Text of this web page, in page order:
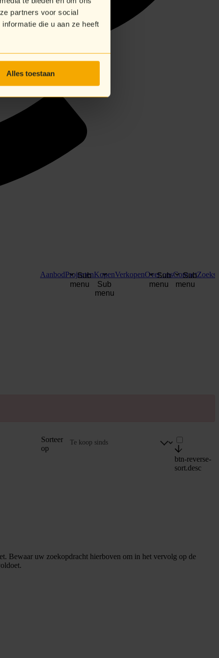
partners voor social
die u aan ze heeft
Alles toestaan
AanbodProjecten
Sub
menu
Kopen
Sub
menu
VerkopenOver ons
Sub
menu
Contact
Sub
menu
Sorteer
op
btn-reverse-
sort.desc
Bewaar uw zoekopdracht hierboven om in het vervolg op de